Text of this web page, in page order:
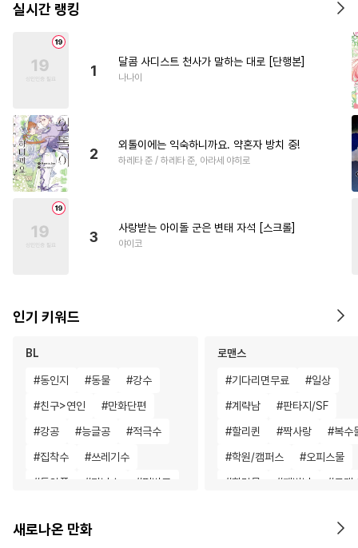
실시간 랭킹
1
달콤 사디스트 천사가 말하는 대로 [단행본]
나나이
2
외톨이에는 익숙하니까요. 약혼자 방치 중!
하레타 준 / 하레타 준, 아라세 야히로
3
사랑받는 아이돌 군은 변태 자석 [스크롤]
야이코
인기 키워드
BL
#동인지 #동물 #강수
#친구>연인 #만화단편
#강공 #능글공 #적극수
#집착수 #쓰레기수
#동양풍 #미남수 #평범공
#얼빠수 #군림수
로맨스
#기다리면무료 #일상
#계략남 #판타지/SF
#할리퀸 #짝사랑 #복수
#학원/캠퍼스 #오피스물
#힐링물 #재벌남 #로맨
조신
새로나온 만화